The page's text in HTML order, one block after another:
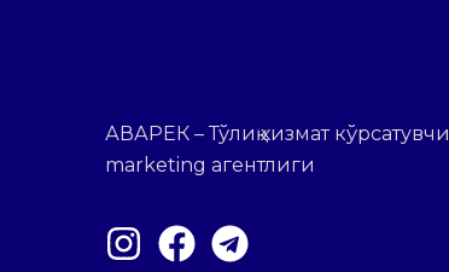
АВАРЕК – Тўлиқ хизмат кўрсатувчи
marketing агентлиги